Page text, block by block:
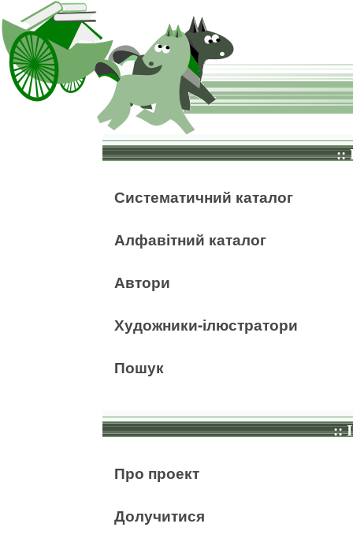
::
Систематичний каталог
Алфавітний каталог
Автори
Художники-ілюстратори
Пошук
::
Про проект
Долучитися